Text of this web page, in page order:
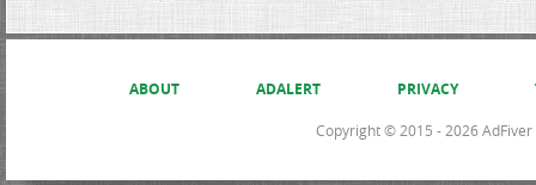
ABOUT ADALERT PRIVACY
Copyright © 2015 - 2026